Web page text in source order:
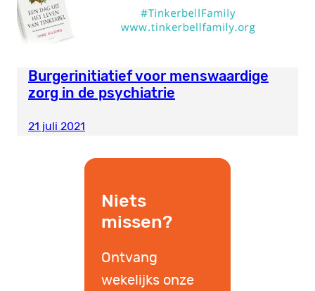
Burgerinitiatief voor menswaardige
zorg in de psychiatrie
21 juli 2021
Niets
missen?
Ontvang
wekelijks onze